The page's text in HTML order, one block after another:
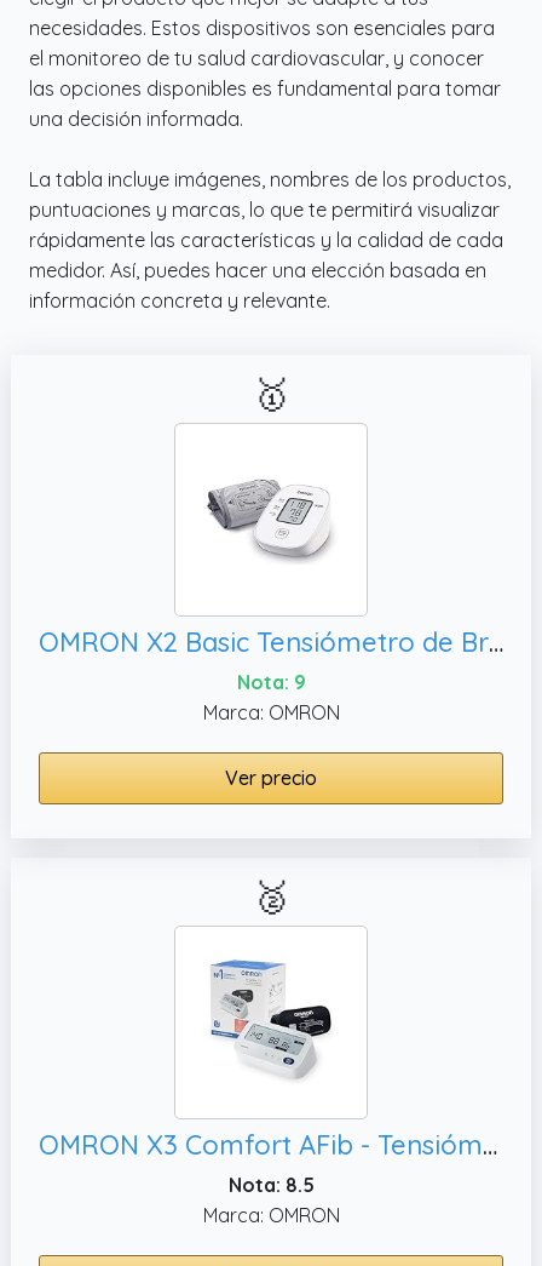
salud de forma independiente. Además,
calcula automáticamente el promedio de las
tres últimas mediciones para una
monitorización más precisa de la presión
✔️ Consejos de uso: Un tensiómetro de brazo
es una herramienta excelente para el control
diario de la salud. Antes de tomar la presión
arterial, colóquese el brazalete
correctamente, permanezca sentado
✔️ Pantalla LCD grande y fácil de leer: La
pantalla LCD muestra claramente los
un indicador de color permite comprender
fácilmente el nivel de la presión arterial.
necesidades. Estos dispositivos son esenciales para
el monitoreo de tu salud cardiovascular, y conocer
las opciones disponibles es fundamental para tomar
una decisión informada.
La tabla incluye imágenes, nombres de los productos,
puntuaciones y marcas, lo que te permitirá visualizar
rápidamente las características y la calidad de cada
medidor. Así, puedes hacer una elección basada en
información concreta y relevante.
🥇
OMRON X2 Basic Tensiómetro de Brazo digital, aparato de tensión arterial validado clínicamente
Nota: 9
Marca: OMRON
Ver precio
🥈
OMRON X3 Comfort AFib - Tensiómetro de brazo automático - Con detección de fibrilación auricular e indicador de hipertensión - Validado clínicamente - Diabetes y embarazo - Garantía 5 años - 22-42 cm
Nota: 8.5
Marca: OMRON